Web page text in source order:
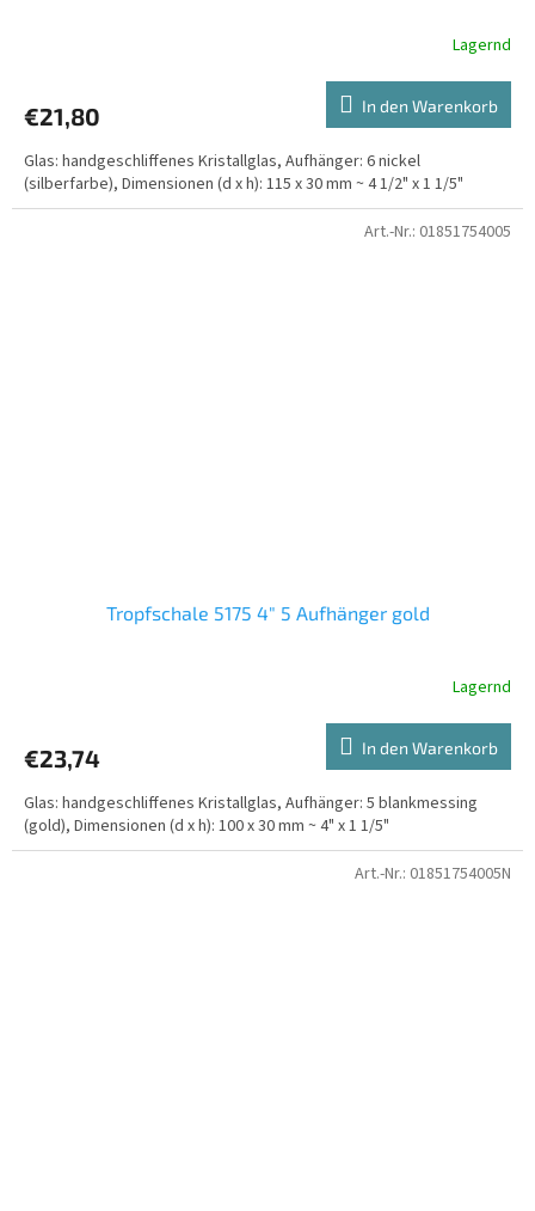
Lagernd
€21,80 In den Warenkorb
Glas: handgeschliffenes Kristallglas, Aufhänger: 6 nickel
(silberfarbe), Dimensionen (d x h): 115 x 30 mm ~ 4 1/2" x 1 1/5"
Tropfschale 5175 4" 5 Aufhänger gold
Lagernd
€23,74 In den Warenkorb
Glas: handgeschliffenes Kristallglas, Aufhänger: 5 blankmessing
(gold), Dimensionen (d x h): 100 x 30 mm ~ 4" x 1 1/5"
Art.-Nr.: 01851754005
Art.-Nr.: 01851754005N